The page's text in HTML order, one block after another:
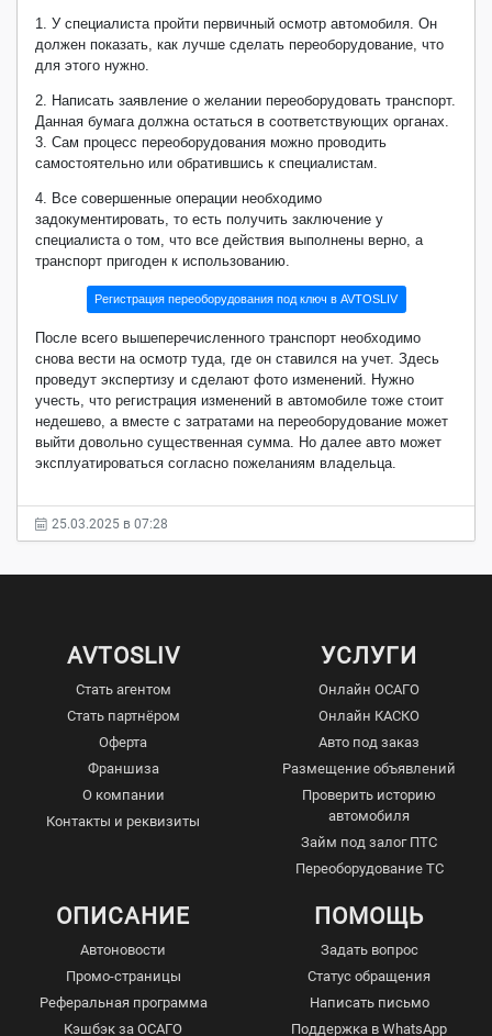
1. У специалиста пройти первичный осмотр автомобиля. Он
должен показать, как лучше сделать переоборудование, что
для этого нужно.
2. Написать заявление о желании переоборудовать транспорт.
Данная бумага должна остаться в соответствующих органах.
3. Сам процесс переоборудования можно проводить
самостоятельно или обратившись к специалистам.
4. Все совершенные операции необходимо
задокументировать, то есть получить заключение у
специалиста о том, что все действия выполнены верно, а
транспорт пригоден к использованию.
Регистрация переоборудования под ключ в AVTOSLIV
После всего вышеперечисленного транспорт необходимо
снова вести на осмотр туда, где он ставился на учет. Здесь
проведут экспертизу и сделают фото изменений. Нужно
учесть, что регистрация изменений в автомобиле тоже стоит
недешево, а вместе с затратами на переоборудование может
выйти довольно существенная сумма. Но далее авто может
эксплуатироваться согласно пожеланиям владельца.
25.03.2025 в 07:28
AVTOSLIV
Стать агентом
Стать партнёром
Оферта
Франшиза
О компании
Контакты и реквизиты
УСЛУГИ
Онлайн ОСАГО
Онлайн КАСКО
Авто под заказ
Размещение объявлений
Проверить историю
автомобиля
Займ под залог ПТС
Переоборудование ТС
ОПИСАНИЕ
Автоновости
Промо-страницы
Реферальная программа
Кэшбэк за ОСАГО
ПОМОЩЬ
Задать вопрос
Статус обращения
Написать письмо
Поддержка в WhatsApp